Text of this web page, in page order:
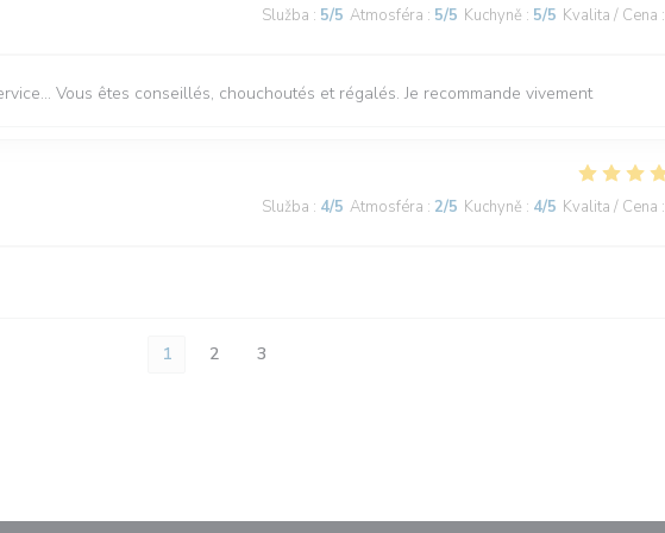
Služba : 5/5 Atmosféra : 5/5 Kuchyně : 5/5 Kvalita / Cena :
Vous êtes conseillés, chouchoutés et régalés. Je recommande vivement
Služba : 4/5 Atmosféra : 2/5 Kuchyně : 4/5 Kvalita / Cena :
1 2 3